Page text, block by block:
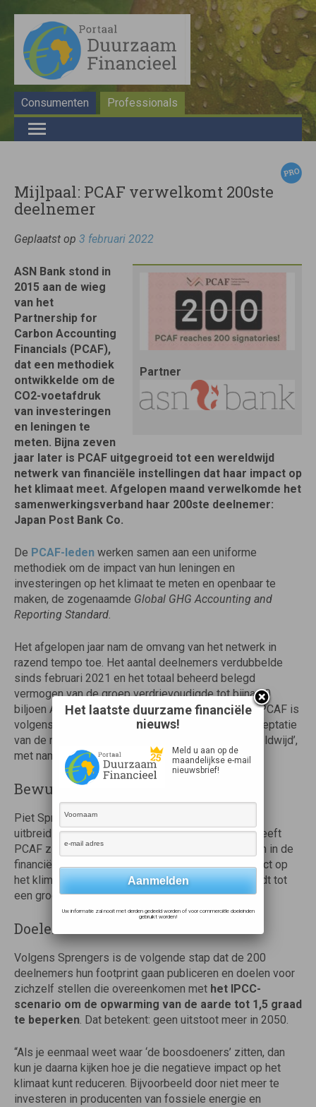
Consumenten Professionals
Mijlpaal: PCAF verwelkomt 200ste
deelnemer
Geplaatst op 3 februari 2022
Partner
ASN Bank stond in
2015 aan de wieg
van het
Partnership for
Carbon Accounting
Financials (PCAF),
dat een methodiek
ontwikkelde om de
CO2-voetafdruk
van investeringen
en leningen te
meten. Bijna zeven
jaar later is PCAF uitgegroeid tot een wereldwijd
netwerk van financiële instellingen dat haar impact op
het klimaat meet. Afgelopen maand verwelkomde het
samenwerkingsverband haar 200ste deelnemer:
Japan Post Bank Co.
De PCAF-leden werken samen aan een uniforme
methodiek om de impact van hun leningen en
investeringen op het klimaat te meten en openbaar te
maken, de zogenaamde Global GHG Accounting and
Reporting Standard.
Het afgelopen jaar nam de omvang van het netwerk in
razend tempo toe. Het aantal deelnemers verdubbelde
sinds februari 2021 en het totaal beheerd belegd
vermogen van de groep verdrievoudigde tot bijna 60
biljoen Amerikaanse dollar. Deze snelle groei van PCAF is
volgens de organisatie toe te schrijven aan ‘de acceptatie
van de methodiek door financiële instellingen wereldwijd’,
met name in de regio Azië-Pacific.
Bewustzijn
Piet Sprengers van ASN Bank is verheugd over de
uitbreiding van PCAF. “In nog geen zeven jaar tijd heeft
PCAF zich ontwikkeld van garagebox-idee tot norm in de
financiële sector. Je kunt uitrekenen wat jouw impact op
het klimaat is en er een getal aan koppelen. Dat leidt tot
een groot, gezamenlijk bewustzijn.”
Doelen stellen
Volgens Sprengers is de volgende stap dat de 200
deelnemers hun footprint gaan publiceren en doelen voor
zichzelf stellen die overeenkomen met het IPCC-
scenario om de opwarming van de aarde tot 1,5 graad
te beperken. Dat betekent: geen uitstoot meer in 2050.
“Als je eenmaal weet waar ‘de boosdoeners’ zitten, dan
kun je daarna kijken hoe je die negatieve impact op het
klimaat kunt reduceren. Bijvoorbeeld door niet meer te
investeren in producenten van fossiele energie en
Het laatste duurzame financiële
nieuws!
Meld u aan op de
maandelijkse e-mail
nieuwsbrief!
Uw informatie zal nooit met derden gedeeld worden of voor commerciële doeleinden
gebruikt worden!